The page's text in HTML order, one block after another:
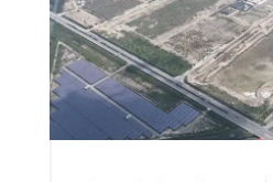
專業評審一致肯定。